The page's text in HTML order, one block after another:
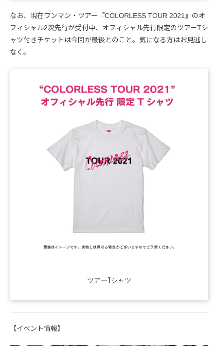
なお、現在ワンマン・ツアー『COLORLESS TOUR 2021』のオ
フィシャル2次先行が受付中、オフィシャル先行限定のツアーTシ
ャツ付きチケットは今回が最後とのこと。気になる方はお見逃し
なく。
ツアーTシャツ
【イベント情報】